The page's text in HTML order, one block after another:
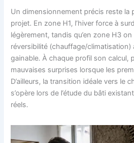
Un dimensionnement précis reste la
projet. En zone H1, l’hiver force à
légèrement, tandis qu’en zone H3
réversibilité (chauffage/climatisation)
gainable. À chaque profil son calcul,
mauvaises surprises lorsque les
D’ailleurs, la transition idéale vers le
s’opère lors de l’étude du bâti
réels.